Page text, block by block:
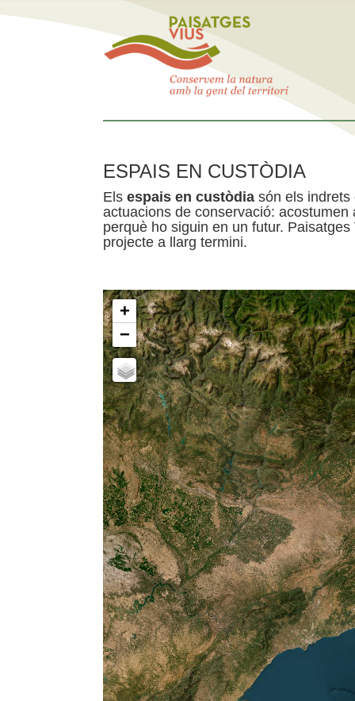
ESPAIS EN CUSTÒDIA
Els espais en custòdia són els indrets
actuacions de conservació:
perquè ho siguin en un futur.
projecte a llarg termini.
+
−